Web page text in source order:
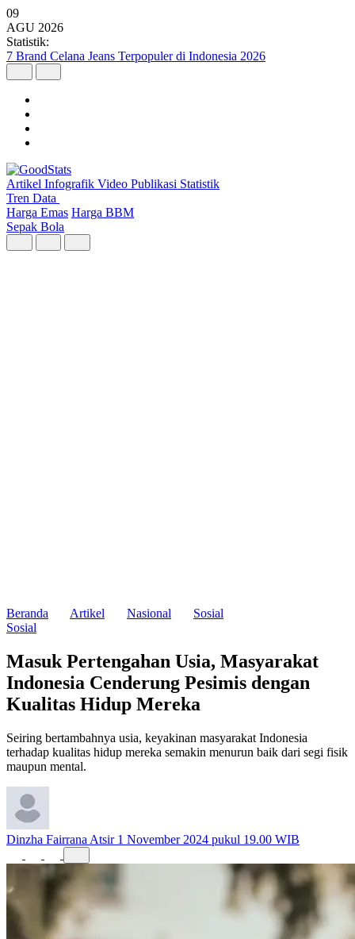
09
AGU 2026
Statistik:
Wilayah dengan Pertumbuhan Ekonomi Tertinggi Triwulan II 2026
Artikel Infografik Video Publikasi Statistik
Tren Data
Harga Emas Harga BBM
Sepak Bola
Beranda Artikel Nasional
Sosial
Sosial
Masuk Pertengahan Usia, Masyarakat
Indonesia Cenderung Pesimis dengan
Kualitas Hidup Mereka
Seiring bertambahnya usia, keyakinan masyarakat Indonesia
terhadap kualitas hidup mereka semakin menurun baik dari segi fisik
maupun mental.
Dinzha Fairrana Atsir 1 November 2024 pukul 19.00 WIB